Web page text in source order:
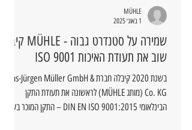
שמירה על סטנדרט גבוה - MÜHLE קיבלה
שוב את תעודת האיכות ISO 9001
בשנת 2020 קיבלה חברת Hans-Jürgen Müller GmbH &
Co. KG (מותג MÜHLE) לראשונה את תעודת התקן
הבינלאומי DIN EN ISO 9001:2015 – התקן המוכר בעולם
MÜHLE
1 באוג׳ 2025